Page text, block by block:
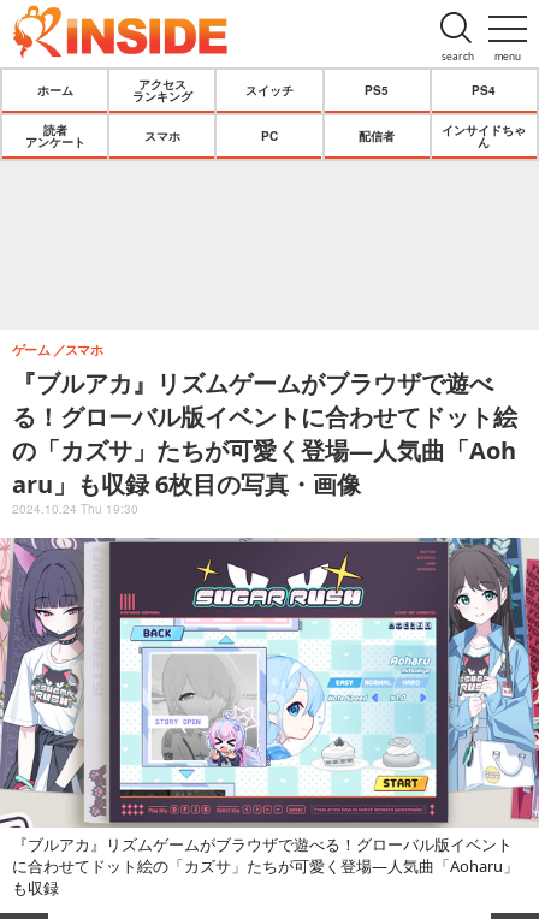
menu
search
ホーム
アクセス
ランキング
スイッチ PS5 PS4
読者
アンケート
スマホ PC 配信者
インサイドちゃ
ん
『ブルアカ』リズムゲームがブラウザで遊べ
る！グローバル版イベントに合わせてドット絵
の「カズサ」たちが可愛く登場―人気曲「Aoh
aru」も収録 6枚目の写真・画像
ゲーム スマホ
2024.10.24 Thu 19:30
『ブルアカ』リズムゲームがブラウザで遊べる！グローバル版イベント
に合わせてドット絵の「カズサ」たちが可愛く登場―人気曲「Aoharu」
も収録